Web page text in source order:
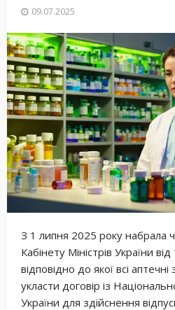
09.07.2025
З 1 липня 2025 року набрала
Кабінету Міністрів України
відповідно до якої всі аптечні
укласти договір із
України для здійснення